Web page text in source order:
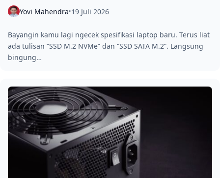
Yovi Mahendra•19 Juli 2026
Bayangin kamu lagi ngecek spesifikasi laptop baru. Terus liat
ada tulisan “SSD M.2 NVMe” dan “SSD SATA M.2”. Langsung
bingung…